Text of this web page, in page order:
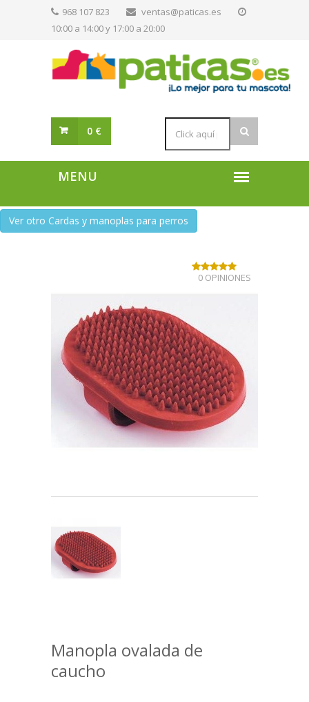
968 107 823
ventas@paticas.es
10:00 a 14:00 y 17:00 a 20:00
0 €
Ver otro Cardas y manoplas para perros
Manopla ovalada de
caucho
0 OPINIONES